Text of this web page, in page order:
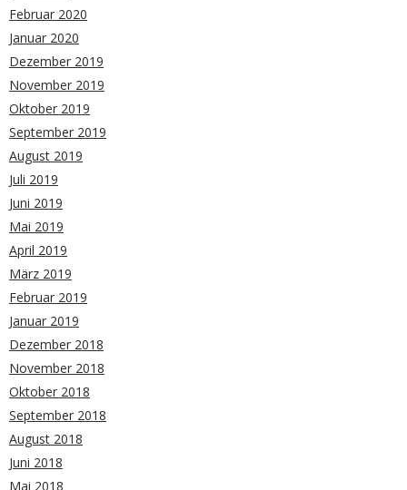
Februar 2020
Januar 2020
Dezember 2019
November 2019
Oktober 2019
September 2019
August 2019
Juli 2019
Juni 2019
Mai 2019
April 2019
März 2019
Februar 2019
Januar 2019
Dezember 2018
November 2018
Oktober 2018
September 2018
August 2018
Juni 2018
Mai 2018